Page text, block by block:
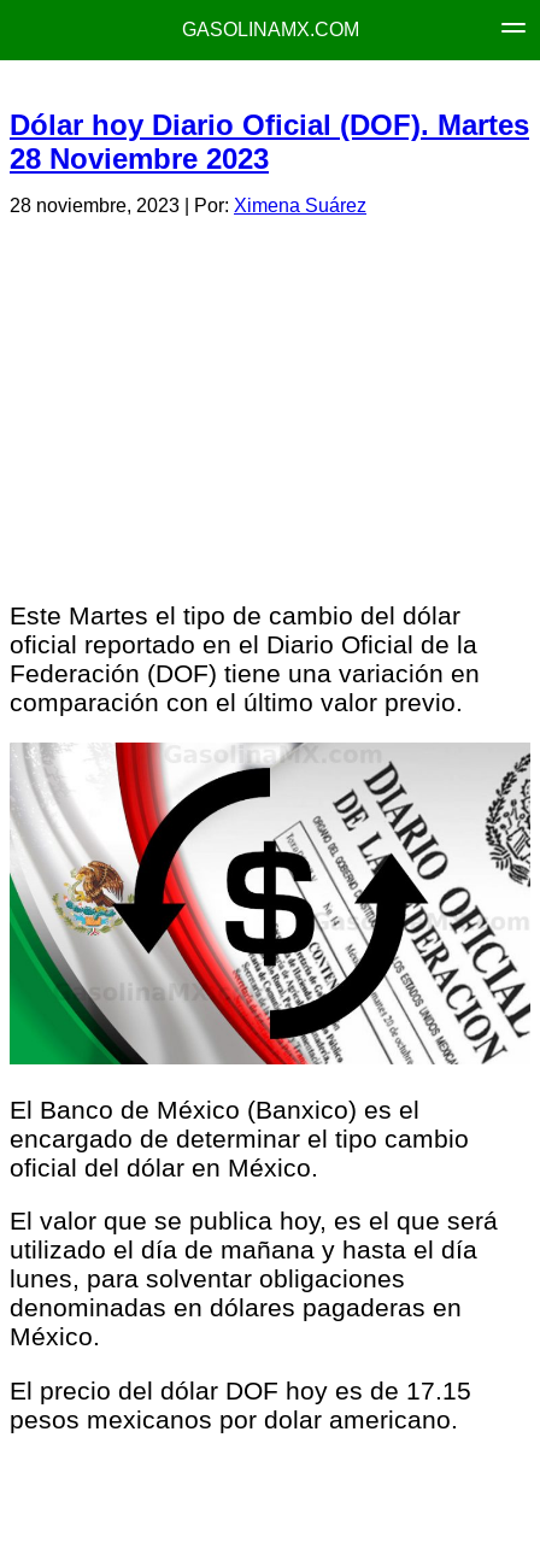
GASOLINAMX.COM
Dólar hoy Diario Oficial (DOF). Martes
28 Noviembre 2023
28 noviembre, 2023 | Por: Ximena Suárez
Este Martes el tipo de cambio del dólar
oficial reportado en el Diario Oficial de la
Federación (DOF) tiene una variación en
comparación con el último valor previo.
El Banco de México (Banxico) es el
encargado de determinar el tipo cambio
oficial del dólar en México.
El valor que se publica hoy, es el que será
utilizado el día de mañana y hasta el día
lunes, para solventar obligaciones
denominadas en dólares pagaderas en
México.
El precio del dólar DOF hoy es de 17.15
pesos mexicanos por dolar americano.